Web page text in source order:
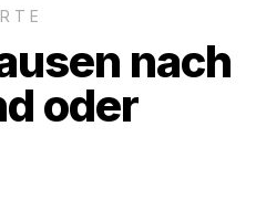
nach
oder